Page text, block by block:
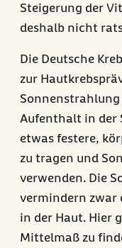
Steigerung der
deshalb nicht
Die Deutsche
zur
Sonnenstrahlung
Aufenthalt in der
etwas festere,
zu tragen und
verwenden. Die
vermindern zwar
in der Haut. Hier
Mittelmaß zu